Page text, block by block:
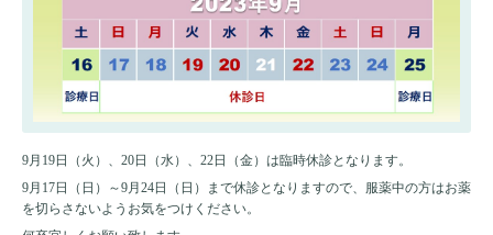
9月19日（火）、20日（水）、22日（金）は臨時休診となります。
9月17日（日）～9月24日（日）まで休診となりますので、服薬中の方はお薬
を切らさないようお気をつけください。